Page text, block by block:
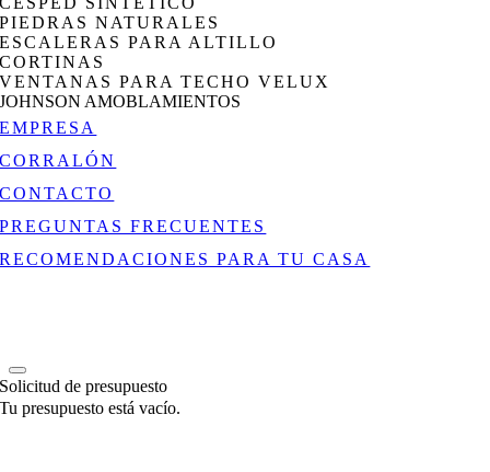
PIEDRAS NATURALES
ESCALERAS PARA ALTILLO
CORTINAS
VENTANAS PARA TECHO VELUX
JOHNSON AMOBLAMIENTOS
EMPRESA
CORRALÓN
CONTACTO
PREGUNTAS FRECUENTES
RECOMENDACIONES PARA TU CASA
Solicitud de presupuesto
Tu presupuesto está vacío.